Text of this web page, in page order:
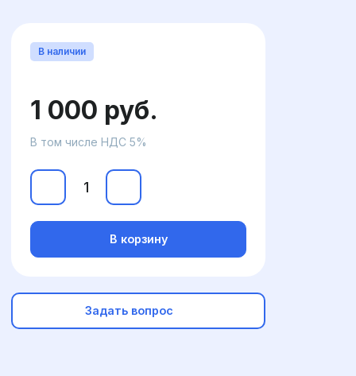
В наличии
1 000 руб.
В том числе НДС 5%
В корзину
Задать вопрос